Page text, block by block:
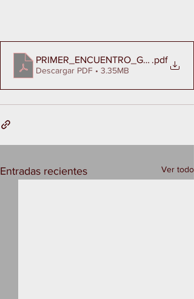
.pdf
Descargar PDF • 3.35MB
Entradas recientes Ver todo